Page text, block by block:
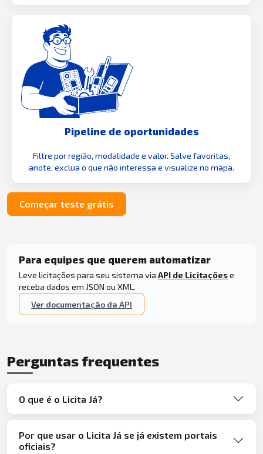
Pipeline de oportunidades
Filtre por região, modalidade e valor. Salve favoritas,
anote, exclua o que não interessa e visualize no mapa.
Começar teste grátis
Para equipes que querem automatizar
Leve licitações para seu sistema via API de Licitaçõese
receba dados em JSON ou XML.
Ver documentação da API
Perguntas frequentes
O que é o Licita Já?
Por que usar o Licita Já se já existem portais
oficiais?